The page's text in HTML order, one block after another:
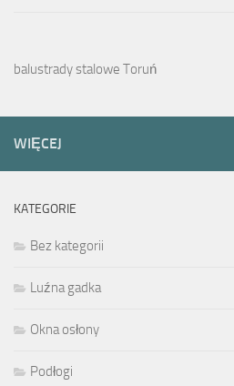
balustrady stalowe Toruń
WIĘCEJ
KATEGORIE
Bez kategorii
Luźna gadka
Okna osłony
Podłogi